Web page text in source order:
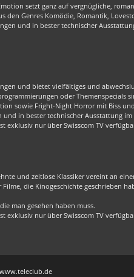
setzt ganz auf vergnügliche,
den Genres Komödie, Romantik,
und in bester technischer
und bietet vielfältiges und
oder Themenspecials
sowie Fright-Night Horror mit Biss
und in bester technischer Ausstattung
exklusiv nur über Swisscom TV
und zeitlose Klassiker vereint an
die Kinogeschichte geschrieben
man gesehen haben muss.
exklusiv nur über Swisscom TV